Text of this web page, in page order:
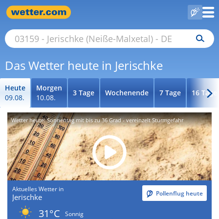
Das Wetter heute in Jerischke
Heute
09.08.
Morgen
10.08.
3 Tage Wochenende 7 Tage 16 Tage
Wetter heute: Sonnentag mit bis zu 36 Grad - vereinzelt Sturmgefahr
Aktuelles Wetter in
Jerischke Pollenflug heute
31°C
Sonnig